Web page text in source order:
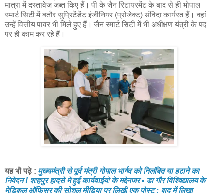
मात्रा में दस्तावेज जब्त किए हैं। पी के जैन रिटायरमेंट के बाद से ही भोपाल
स्मार्ट सिटी में बतौर सुप्रिटेंडेंट इंजीनियर (प्रोजेक्ट) संविदा कार्यरत हैं। वहां
उन्हें वित्तीय पावर भी मिले हुए हैं। जैन स्मार्ट सिटी में भी अधीक्षण यंत्री के पद
पर ही काम कर रहे हैं।
यह भी पढ़े : मुख्यमंत्री से पूर्व मंत्री गोपाल भार्गव को निलंबित या हटाने का
निवेदन ! शाहपुर हादसे में हुई कार्यवाईयो के मद्देनजर ▪️ डा गौर विश्विद्यालय के
मेडिकल ऑफिसर की सोशल मीडिया पर लिखी एक पोस्ट : बाद में लिखा